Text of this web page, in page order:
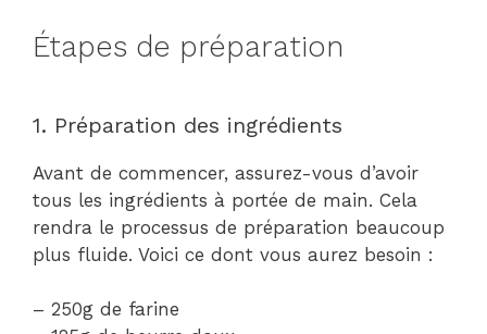
Étapes de préparation
1. Préparation des ingrédients
Avant de commencer, assurez-vous d’avoir
tous les ingrédients à portée de main. Cela
rendra le processus de préparation beaucoup
plus fluide. Voici ce dont vous aurez besoin :
– 250g de farine